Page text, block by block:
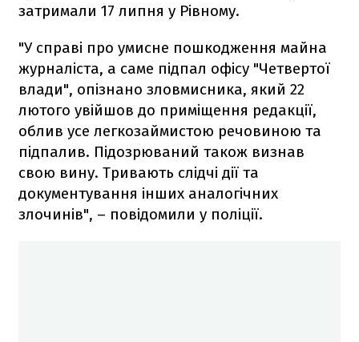
затримали 17 липня у Рівному.
"У справі про умисне пошкодження майна
журналіста, а саме підпал офісу "Четвертої
влади", опізнано зловмисника, який 22
лютого увійшов до приміщення редакції,
облив усе легкозаймистою речовиною та
підпалив. Підозрюваний також визнав
свою вину. Тривають слідчі дії та
документування інших аналогічних
злочинів", – повідомили у поліції.